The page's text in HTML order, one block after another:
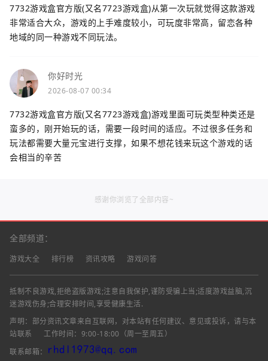
7732游戏盒官方版(又名7723游戏盒)从第一次玩就觉得这款游戏
非常适合大众，游戏的上手难度较小，可玩度非常高，留恋各种
地域的同一种游戏不同玩法。
你好时光
2026-08-07 00:34
7732游戏盒官方版(又名7723游戏盒)游戏里面可玩类型种类还是
蛮多的，刚开始玩的话，需要一段时间的适应。不过很多任务和
玩法都需要大量元宝进行支撑，如果不想花钱来玩这个游戏的话
会相当的辛苦
感谢你浏览了全部内容~
全部频道：
游戏大全 排行榜 资讯攻略 游戏问答
抵制不良游戏,拒绝盗版游戏;注意自我保护,谨防受骗上当;适度游戏益脑,沉
迷游戏伤身;合理安排时间,享受健康生活.
声明：部分资讯文章来自互联网，对本站有任何建议、意见或投诉，请与本
站联系
工作时间：9:00-18:00（周一至周五）
联系邮箱：